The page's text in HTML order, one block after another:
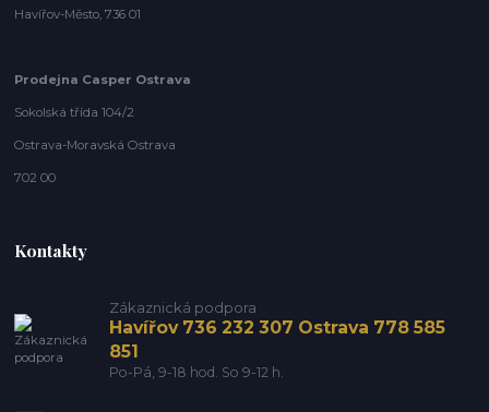
Havířov-Město, 736 01
Prodejna Casper Ostrava
Sokolská třída 104/2
Ostrava-Moravská Ostrava
702 00
Kontakty
Zákaznická podpora
Havířov 736 232 307 Ostrava 778 585
851
Po-Pá, 9-18 hod. So 9-12 h.